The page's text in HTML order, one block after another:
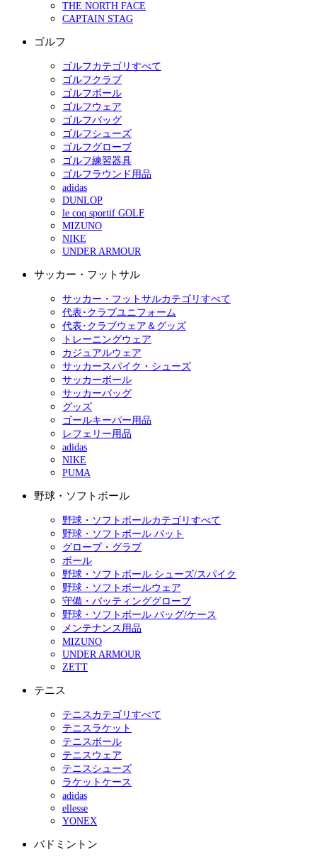
THE NORTH FACE
CAPTAIN STAG
ゴルフ
ゴルフカテゴリすべて
ゴルフクラブ
ゴルフボール
ゴルフウェア
ゴルフバッグ
ゴルフシューズ
ゴルフグローブ
ゴルフ練習器具
ゴルフラウンド用品
adidas
DUNLOP
le coq sportif GOLF
MIZUNO
NIKE
UNDER ARMOUR
サッカー・フットサル
サッカー・フットサルカテゴリすべて
代表･クラブユニフォーム
代表･クラブウェア＆グッズ
トレーニングウェア
カジュアルウェア
サッカースパイク・シューズ
サッカーボール
サッカーバッグ
グッズ
ゴールキーパー用品
レフェリー用品
adidas
NIKE
PUMA
野球・ソフトボール
野球・ソフトボールカテゴリすべて
野球・ソフトボール バット
グローブ・グラブ
ボール
野球・ソフトボール シューズ/スパイク
野球・ソフトボールウェア
守備・バッティンググローブ
野球・ソフトボール バッグ/ケース
メンテナンス用品
MIZUNO
UNDER ARMOUR
ZETT
テニス
テニスカテゴリすべて
テニスラケット
テニスボール
テニスウェア
テニスシューズ
ラケットケース
adidas
ellesse
YONEX
バドミントン